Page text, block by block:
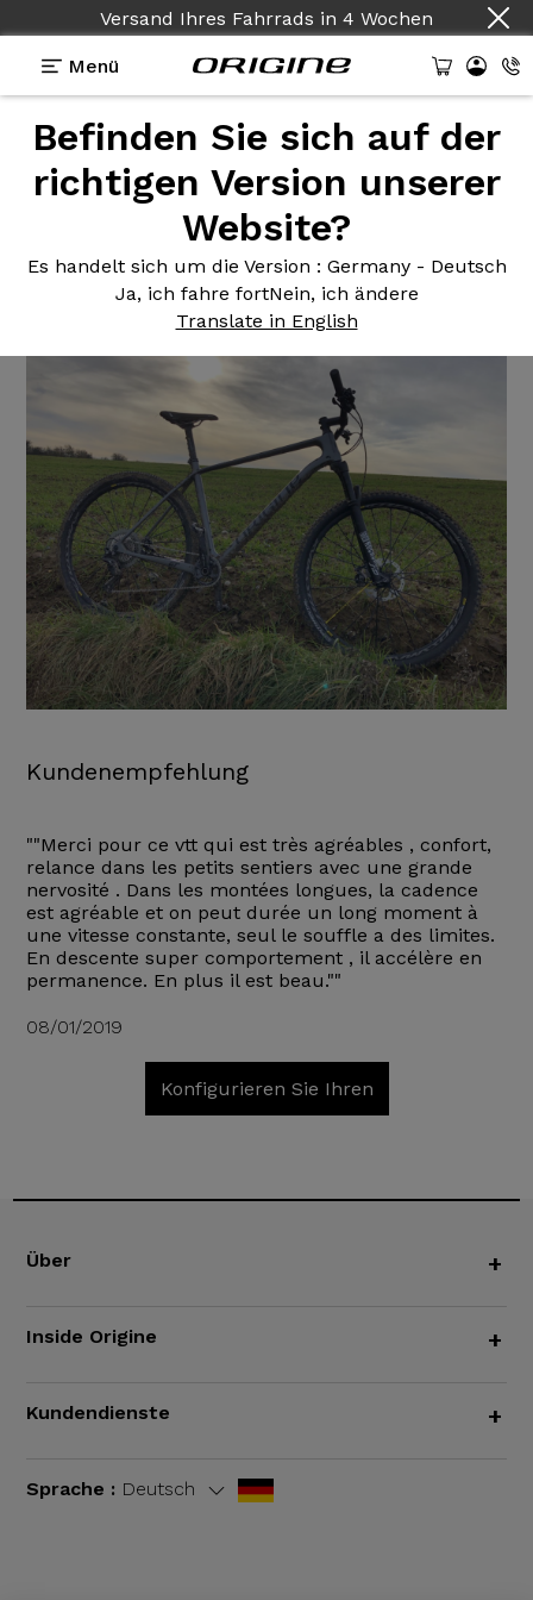
Versand Ihres Fahrrads in 4 Wochen
Menü
Befinden Sie sich auf der
richtigen Version unserer
Website?
Es handelt sich um die Version : Germany - Deutsch
Ja, ich fahre fortNein, ich ändere
Translate in English
Erfahrungsberichte >Théorème GT - Shimano XT -
Théorème GT- Shimano XT -
Mavic CrossMax Pro
Kundenempfehlung
""Merci pour ce vtt qui est très agréables , confort,
relance dans les petits sentiers avec une grande
nervosité . Dans les montées longues, la cadence
est agréable et on peut durée un long moment à
une vitesse constante, seul le souffle a des limites.
En descente super comportement , il accélère en
permanence. En plus il est beau.""
08/01/2019
Konfigurieren Sie Ihren
Über +
Inside Origine +
Kundendienste +
Sprache : Deutsch